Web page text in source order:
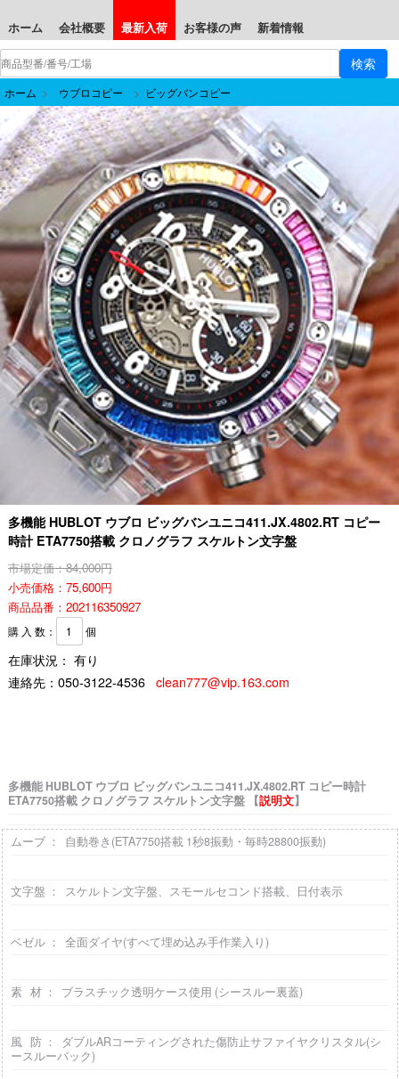
ホーム 会社概要 最新入荷 お客様の声 新着情報
ホーム > ウブロコピー > ビッグバンコピー
多機能 HUBLOT ウブロ ビッグバンユニコ411.JX.4802.RT コピー
時計 ETA7750搭載 クロノグラフ スケルトン文字盤
市場定価：84,000円
小売価格：75,600円
商品品番：202116350927
購 入 数： 個
在庫状況： 有り
連絡先： 050-3122-4536 clean777@vip.163.com
多機能 HUBLOT ウブロ ビッグバンユニコ411.JX.4802.RT コピー時計
ETA7750搭載 クロノグラフ スケルトン文字盤 【説明文】
ムーブ ： 自動巻き(ETA7750搭載 1秒8振動・毎時28800振動)
文字盤 ： スケルトン文字盤、スモールセコンド搭載、日付表示
ベゼル ： 全面ダイヤ(すべて埋め込み手作業入り)
素 材 ： ブラスチック透明ケース使用 (シースルー裏蓋)
風 防 ： ダブルARコーティングされた傷防止サファイヤクリスタル(シ
ースルーバック)